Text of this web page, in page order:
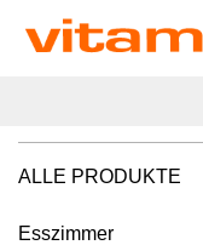
ALLE PRODUKTE
Esszimmer